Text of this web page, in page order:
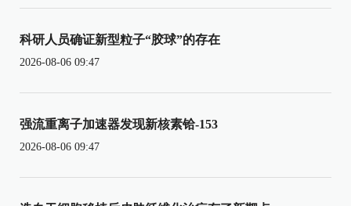
科研人员确证新型粒子“胶球”的存在
2026-08-06 09:47
强流重离子加速器发现新核素铪-153
2026-08-06 09:47